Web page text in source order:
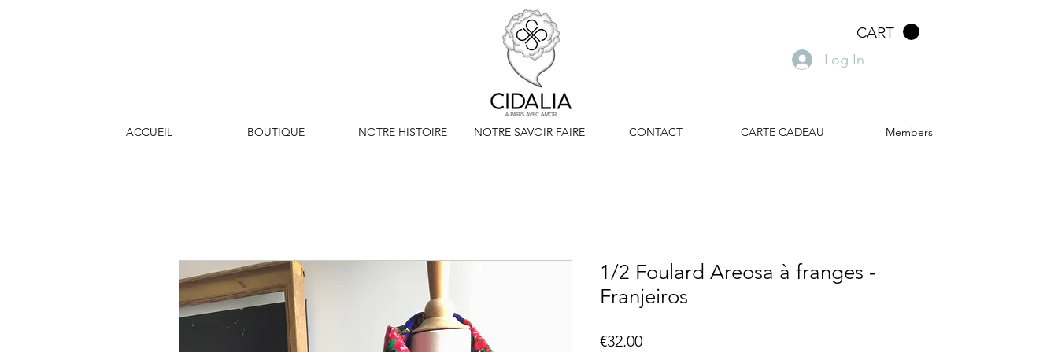
CART
Log In
ACCUEIL BOUTIQUE NOTRE HISTOIRE NOTRE SAVOIR FAIRE CONTACT CARTE CADEAU Members
1/2 Foulard Areosa à franges -
Franjeiros
€32.00Price